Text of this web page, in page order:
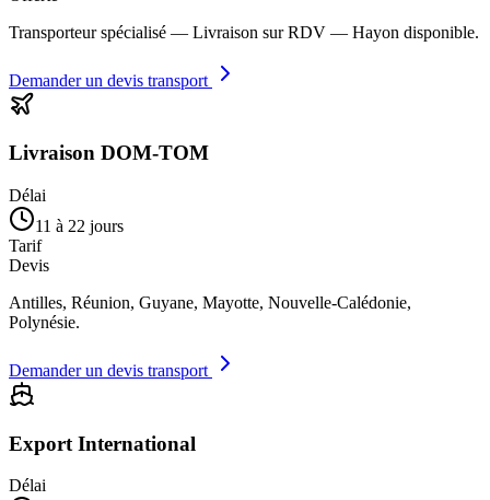
Transporteur spécialisé — Livraison sur RDV — Hayon disponible.
Demander un devis transport
Livraison DOM-TOM
Délai
11 à 22 jours
Tarif
Devis
Antilles, Réunion, Guyane, Mayotte, Nouvelle-Calédonie,
Polynésie.
Demander un devis transport
Export International
Délai